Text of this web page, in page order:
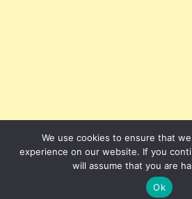
We use cookies to ensure that
experience on our website. If you
will assume that you are
Ok